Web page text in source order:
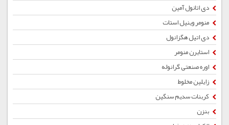
دی اتانول آمین
منومر وینیل استات
دی اتیل هگزانول
استایرن منومر
اوره صنعتی گرانوله
زایلین مخلوط
کربنات سدیم سنگین
بنزن